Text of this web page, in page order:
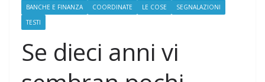
BANCHE E FINANZA COORDINATE LE COSE
SEGNALAZIONI
TESTI
Se dieci anni vi